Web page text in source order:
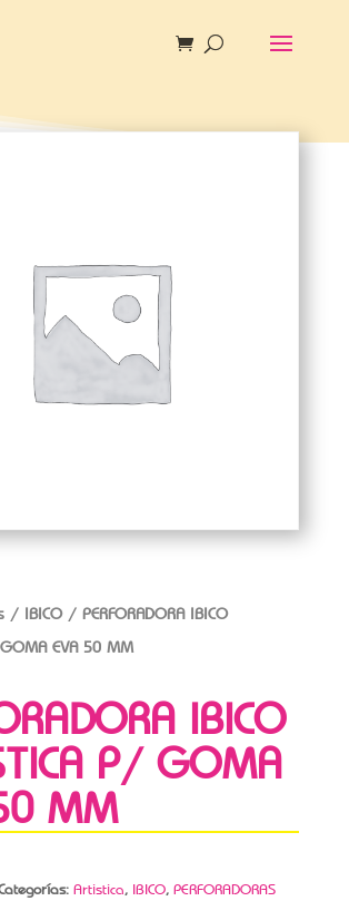
/ IBICO/ PERFORADORA IBICO
EVA 50 MM
IBICO
P/ GOMA
MM
Artistica, IBICO, PERFORADORAS